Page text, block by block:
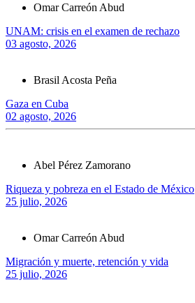
Omar Carreón Abud
UNAM: crisis en el examen de rechazo
03 agosto, 2026
Brasil Acosta Peña
Gaza en Cuba
02 agosto, 2026
Abel Pérez Zamorano
Riqueza y pobreza en el Estado de México
25 julio, 2026
Omar Carreón Abud
Migración y muerte, retención y vida
25 julio, 2026